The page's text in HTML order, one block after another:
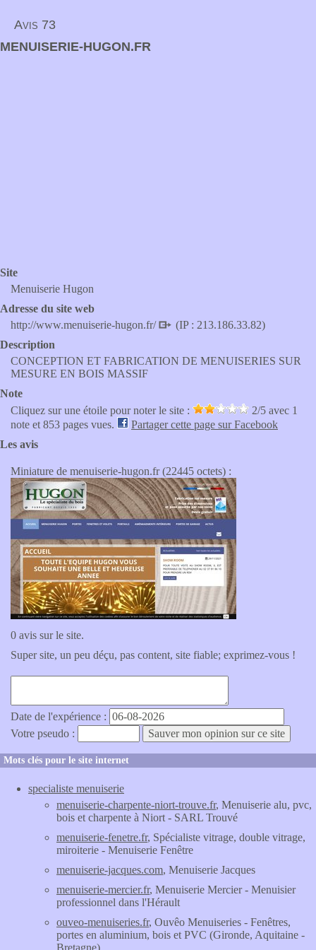
Avis 73
MENUISERIE-HUGON.FR
Site
Menuiserie Hugon
Adresse du site web
http://www.menuiserie-hugon.fr/
(IP : 213.186.33.82)
Description
CONCEPTION ET FABRICATION DE MENUISERIES SUR
MESURE EN BOIS MASSIF
Note
Cliquez sur une étoile pour noter le site :
2/5 avec 1
note et 853 pages vues.
Partager cette page sur Facebook
Les avis
Miniature de menuiserie-hugon.fr (22445 octets) :
0 avis sur le site.
Super site, un peu déçu, pas content, site fiable; exprimez-vous !
Date de l'expérience :
Votre pseudo :
Mots clés pour le site internet
specialiste menuiserie
menuiserie-charpente-niort-trouve.fr, Menuiserie alu, pvc,
bois et charpente à Niort - SARL Trouvé
menuiserie-fenetre.fr, Spécialiste vitrage, double vitrage,
miroiterie - Menuiserie Fenêtre
menuiserie-jacques.com, Menuiserie Jacques
menuiserie-mercier.fr, Menuiserie Mercier - Menuisier
professionnel dans l'Hérault
ouveo-menuiseries.fr, Ouvêo Menuiseries - Fenêtres,
portes en aluminium, bois et PVC (Gironde, Aquitaine -
Bretagne)